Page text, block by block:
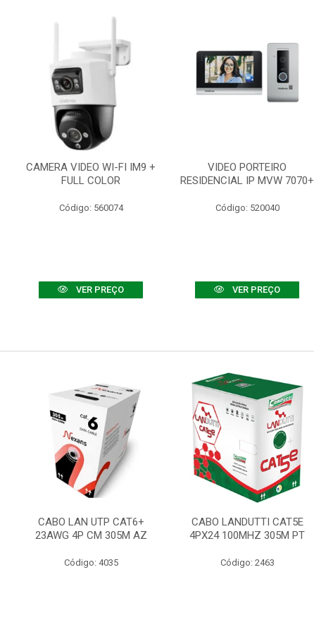
CAMERA VIDEO WI-FI IM9 +
FULL COLOR
Código: 560074
VER PREÇO
VIDEO PORTEIRO
RESIDENCIAL IP MVW 7070+
Código: 520040
VER PREÇO
CABO LAN UTP CAT6+
23AWG 4P CM 305M AZ
Código: 4035
CABO LANDUTTI CAT5E
4PX24 100MHZ 305M PT
Código: 2463